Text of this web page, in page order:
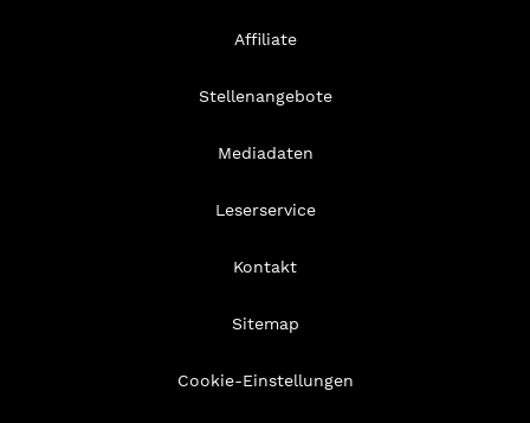
Affiliate
Stellenangebote
Mediadaten
Leserservice
Kontakt
Sitemap
Cookie-Einstellungen